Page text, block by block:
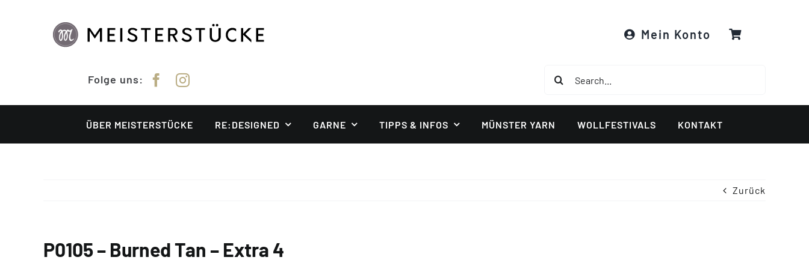
Mein Konto
Folge uns:
ÜBER MEISTERSTÜCKE RE:DESIGNED GARNE TIPPS & INFOS MÜNSTER YARN WOLLFESTIVALS KONTAKT
Zurück
P0105 – Burned Tan – Extra 4